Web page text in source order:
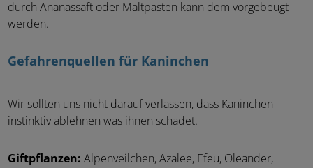
durch Ananassaft oder Maltpasten kann dem vorgebeugt
werden.
Gefahrenquellen für Kaninchen
Wir sollten uns nicht darauf verlassen, dass Kaninchen
instinktiv ablehnen was ihnen schadet.
Giftpflanzen: Alpenveilchen, Azalee, Efeu, Oleander,